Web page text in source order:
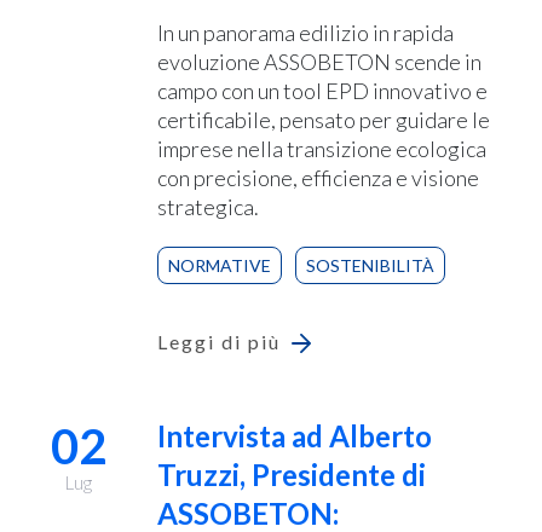
In un panorama edilizio in rapida
evoluzione ASSOBETON scende in
campo con un tool EPD innovativo e
certificabile, pensato per guidare le
imprese nella transizione ecologica
con precisione, efficienza e visione
strategica.
NORMATIVE SOSTENIBILITÀ
Leggi di più
02
Lug
Intervista ad Alberto
Truzzi, Presidente di
ASSOBETON: